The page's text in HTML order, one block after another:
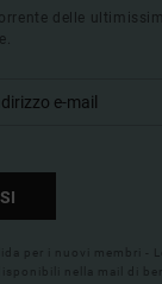
delle
per i nuovi membri -
disponibili nella mail di